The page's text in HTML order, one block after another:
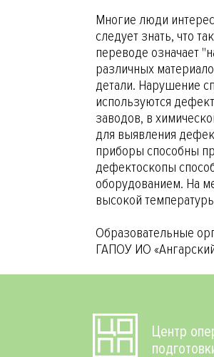
Многие люди
следует знать, что
переводе означает
различных
детали. Нарушение
используются
заводов, в
для выявления
приборы способны
дефектоскопы
оборудованием. На
высокой
Образовательные
ГАПОУ ИО
Центр